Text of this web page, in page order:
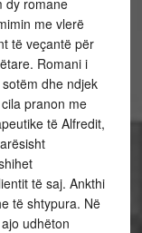
dy romane
me vlerë
të veçantë për
Romani i
dhe ndjek
pranon me
të Alfredit,
të saj. Ankthi
të shtypura. Në
udhëton